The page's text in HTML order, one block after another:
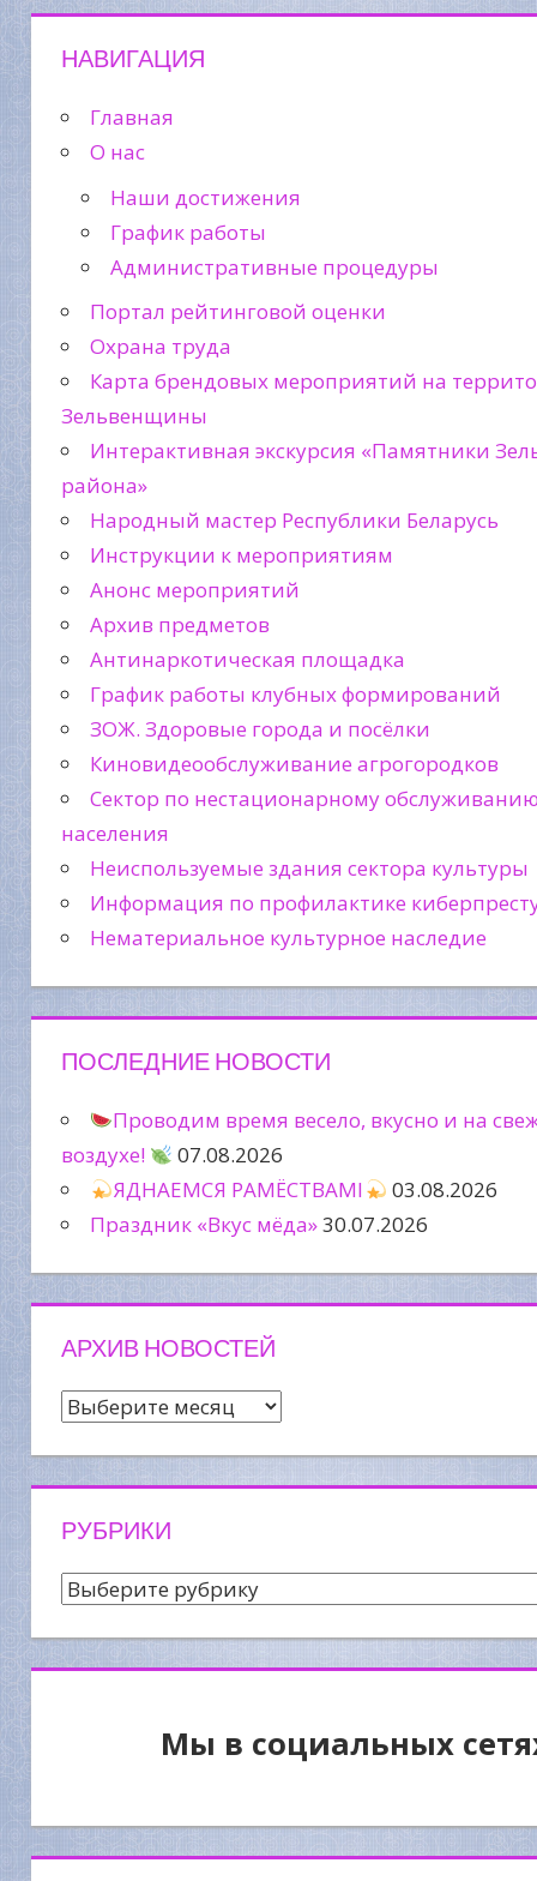
НАВИГАЦИЯ
Главная
О нас
Наши достижения
График работы
Административные процедуры
Портал рейтинговой оценки
Охрана труда
Карта брендовых мероприятий на
Зельвенщины
Интерактивная экскурсия «Памятники
района»
Народный мастер Республики Беларусь
Инструкции к мероприятиям
Анонс мероприятий
Архив предметов
Антинаркотическая площадка
График работы клубных формирований
ЗОЖ. Здоровые города и посёлки
Киновидеообслуживание агрогородков
Сектор по нестационарному
населения
Неиспользуемые здания сектора культуры
Информация по профилактике
Нематериальное культурное наследие
ПОСЛЕДНИЕ НОВОСТИ
Проводим время весело, вкусно и на
воздухе!
07.08.2026
ЯДНАЕМСЯ РАМЁСТВАМІ
03.08.2026
Праздник «Вкус мёда»30.07.2026
АРХИВ НОВОСТЕЙ
Архив
РУБРИКИ
Рубрики
Мы в социальных